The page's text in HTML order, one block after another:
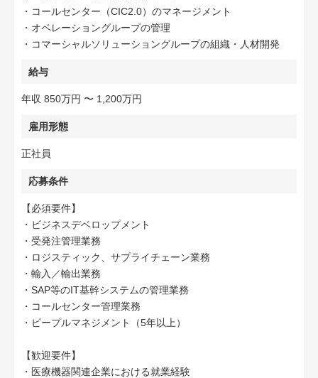
・コールセンター（CIC2.0）のマネージメント
・オペレーショングループの管理
・コマーシャルソリューショングループの組織・人材開発
給与
年収 850万円 〜 1,200万円
雇用形態
正社員
応募条件
【必須要件】
・ビジネスデベロップメント
・受発注管理業務
・ロジスティック、サプライチェーン業務
・輸入／輸出業務
・SAP等のIT基幹システムの管理業務
・コールセンター管理業務
・ピープルマネジメント（5年以上）
【歓迎要件】
・医療機器関連企業における就業経験